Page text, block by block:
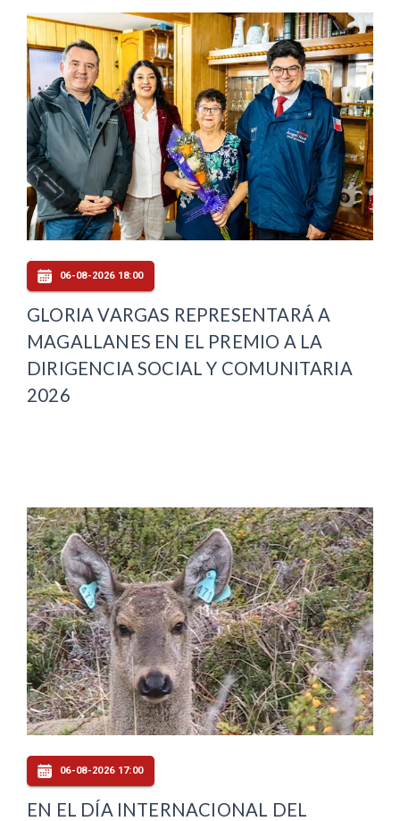
06-08-2026 18:00
GLORIA VARGAS REPRESENTARÁ A
MAGALLANES EN EL PREMIO A LA
DIRIGENCIA SOCIAL Y COMUNITARIA
2026
06-08-2026 17:00
EN EL DÍA INTERNACIONAL DEL